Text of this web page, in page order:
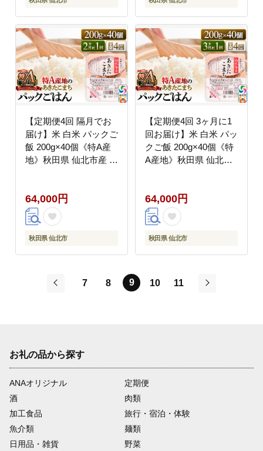
カ月 8ケ月]
月]
【定期便4回 隔月でお
届け】米 白米 パックご
飯 200g×40個《特A産
地》秋田県 仙北市産 あ
あきたこまち ご飯 ご飯
パック ごはんパック パ
ック レトルト 米 非常
食 備蓄]
64,000円
秋田県 仙北市
【定期便4回 3ヶ月に1
回お届け】米 白米 パッ
クご飯 200g×40個《特
A産地》秋田県 仙北市
200g あきたこまち ご
飯 ご飯パック ごはんパ
ック パック レトルト
米 非常食 備蓄]
64,000円
秋田県 仙北市
7 8 9 10
11
お礼の品から探す
ANAオリジナル
定期便
酒
肉類
加工食品
旅行・宿泊・体験
魚介類
麺類
日用品・雑貨
野菜